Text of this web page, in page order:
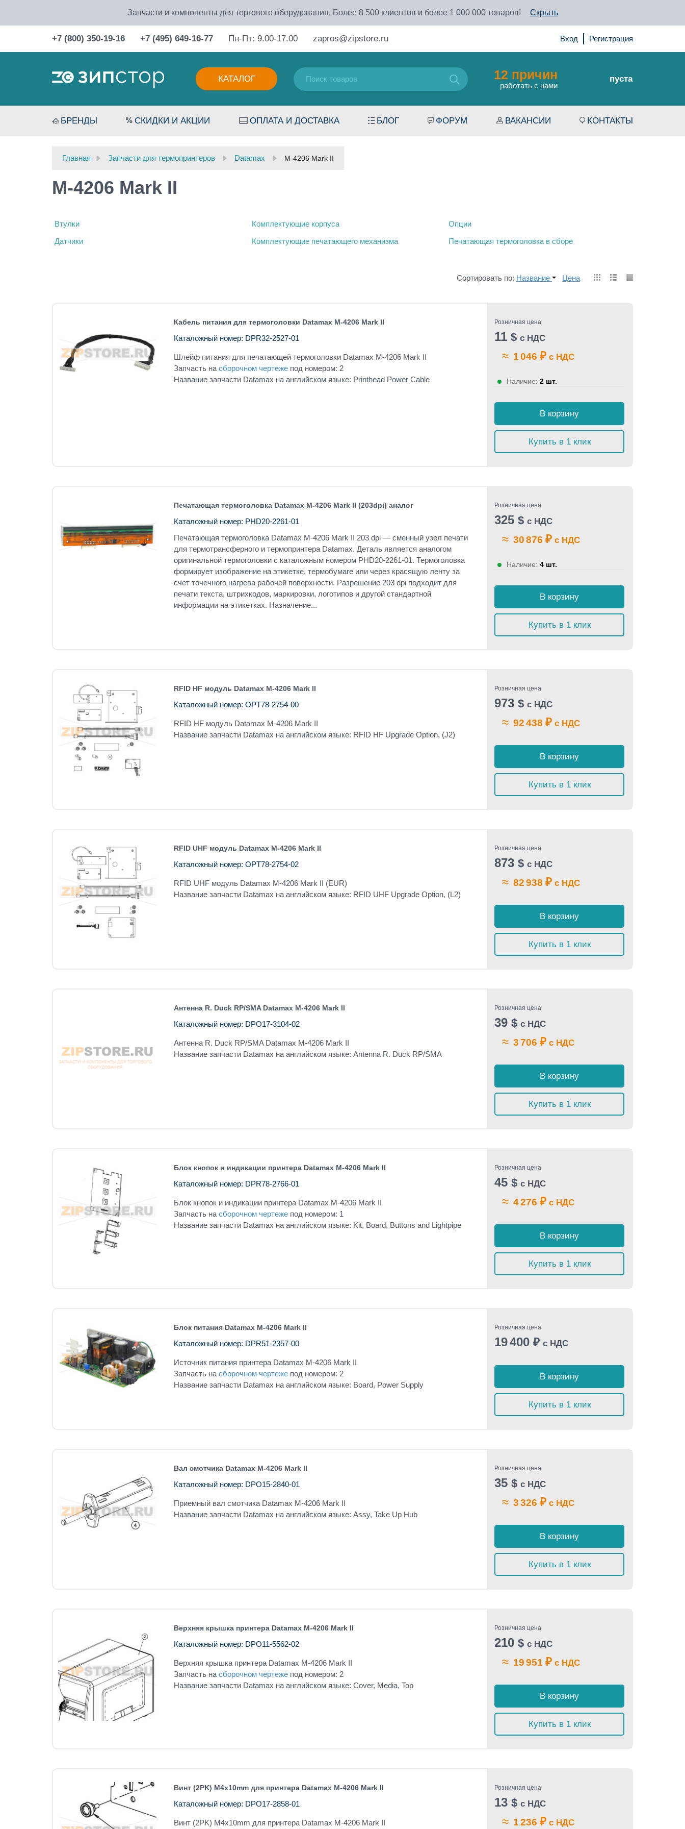
Запчасти и компоненты для торгового оборудования. Более 8 500 клиентов и более 1 000 000 товаров! Скрыть
+7 (800) 350-19-16 +7 (495) 649-16-77 Пн-Пт: 9.00-17.00 zapros@zipstore.ru Вход Регистрация
КАТАЛОГ 12 причин
работать с нами
пуста
БРЕНДЫ СКИДКИ И АКЦИИ ОПЛАТА И ДОСТАВКА БЛОГ ФОРУМ ВАКАНСИИ КОНТАКТЫ
Главная Запчасти для термопринтеров Datamax M-4206 Mark II
M-4206 Mark II
Втулки
Датчики
Комплектующие корпуса
Комплектующие печатающего механизма
Опции
Печатающая термоголовка в сборе
Сортировать по: Название Цена
Кабель питания для термоголовки Datamax M-4206 Mark II
Каталожный номер: DPR32-2527-01
Шлейф питания для печатающей термоголовки Datamax M-4206 Mark II
Запчасть на сборочном чертеже под номером: 2
Название запчасти Datamax на английском языке: Printhead Power Cable
Розничная цена
11 $ с НДС
≈ 1 046 ₽ с НДС
Наличие: 2 шт.
В корзину
Купить в 1 клик
Печатающая термоголовка Datamax M-4206 Mark II (203dpi) аналог
Каталожный номер: PHD20-2261-01
Печатающая термоголовка Datamax M-4206 Mark II 203 dpi — сменный узел печати
для термотрансферного и термопринтера Datamax. Деталь является аналогом
оригинальной термоголовки с каталожным номером PHD20-2261-01. Термоголовка
формирует изображение на этикетке, термобумаге или через красящую ленту за
счет точечного нагрева рабочей поверхности. Разрешение 203 dpi подходит для
печати текста, штрихкодов, маркировки, логотипов и другой стандартной
информации на этикетках. Назначение...
Розничная цена
325 $ с НДС
≈ 30 876 ₽ с НДС
Наличие: 4 шт.
В корзину
Купить в 1 клик
RFID HF модуль Datamax M-4206 Mark II
Каталожный номер: OPT78-2754-00
RFID HF модуль Datamax M-4206 Mark II
Название запчасти Datamax на английском языке: RFID HF Upgrade Option, (J2)
Розничная цена
973 $ с НДС
≈ 92 438 ₽ с НДС
В корзину
Купить в 1 клик
RFID UHF модуль Datamax M-4206 Mark II
Каталожный номер: OPT78-2754-02
RFID UHF модуль Datamax M-4206 Mark II (EUR)
Название запчасти Datamax на английском языке: RFID UHF Upgrade Option, (L2)
Розничная цена
873 $ с НДС
≈ 82 938 ₽ с НДС
В корзину
Купить в 1 клик
Антенна R. Duck RP/SMA Datamax M-4206 Mark II
Каталожный номер: DPO17-3104-02
Антенна R. Duck RP/SMA Datamax M-4206 Mark II
Название запчасти Datamax на английском языке: Antenna R. Duck RP/SMA
Розничная цена
39 $ с НДС
≈ 3 706 ₽ с НДС
В корзину
Купить в 1 клик
Блок кнопок и индикации принтера Datamax M-4206 Mark II
Каталожный номер: DPR78-2766-01
Блок кнопок и индикации принтера Datamax M-4206 Mark II
Запчасть на сборочном чертеже под номером: 1
Название запчасти Datamax на английском языке: Kit, Board, Buttons and Lightpipe
Розничная цена
45 $ с НДС
≈ 4 276 ₽ с НДС
В корзину
Купить в 1 клик
Блок питания Datamax M-4206 Mark II
Каталожный номер: DPR51-2357-00
Источник питания принтера Datamax M-4206 Mark II
Запчасть на сборочном чертеже под номером: 2
Название запчасти Datamax на английском языке: Board, Power Supply
Розничная цена
19 400 ₽ с НДС
В корзину
Купить в 1 клик
Вал смотчика Datamax M-4206 Mark II
Каталожный номер: DPO15-2840-01
Приемный вал смотчика Datamax M-4206 Mark II
Название запчасти Datamax на английском языке: Assy, Take Up Hub
Розничная цена
35 $ с НДС
≈ 3 326 ₽ с НДС
В корзину
Купить в 1 клик
Верхняя крышка принтера Datamax M-4206 Mark II
Каталожный номер: DPO11-5562-02
Верхняя крышка принтера Datamax M-4206 Mark II
Запчасть на сборочном чертеже под номером: 2
Название запчасти Datamax на английском языке: Cover, Media, Top
Розничная цена
210 $ с НДС
≈ 19 951 ₽ с НДС
В корзину
Купить в 1 клик
Винт (2PK) M4x10mm для принтера Datamax M-4206 Mark II
Каталожный номер: DPO17-2858-01
Винт (2PK) M4x10mm для принтера Datamax M-4206 Mark II
Розничная цена
13 $ с НДС
≈ 1 236 ₽ с НДС